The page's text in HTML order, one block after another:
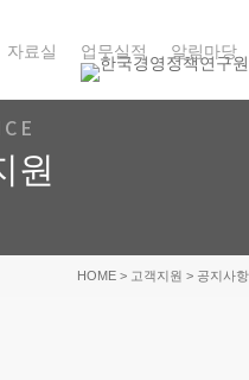
자료실 업무실적 알림마당
원
HOME > 고객지원 > 공지사항